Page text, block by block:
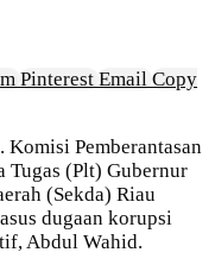
Pinterest Email Copy
Pemberantasan
Tugas (Plt) Gubernur
(Sekda) Riau
dugaan korupsi
Abdul Wahid.